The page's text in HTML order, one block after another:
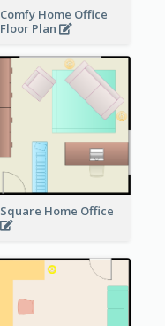
Comfy Home Office
Floor Plan
Square Home Office